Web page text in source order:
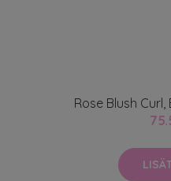
Rose Blush